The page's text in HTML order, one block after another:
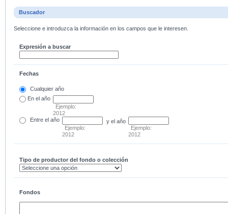
Buscador
Seleccione e introduzca la información en los campos que le interesen.
Expresión a buscar
Fechas
Cualquier año
En el año
Ejemplo:
2012
Entre el año
Ejemplo:
2012
y el año
Ejemplo:
2012
Tipo de productor del fondo o colección
Fondos